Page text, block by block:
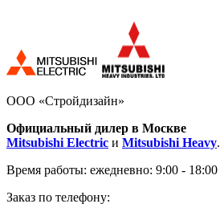
ООО «Стройдизайн»
Официальный дилер в Москве
Mitsubishi Electric и Mitsubishi Heavy.
Время работы: ежедневно: 9:00 - 18:00
Заказ по телефону: